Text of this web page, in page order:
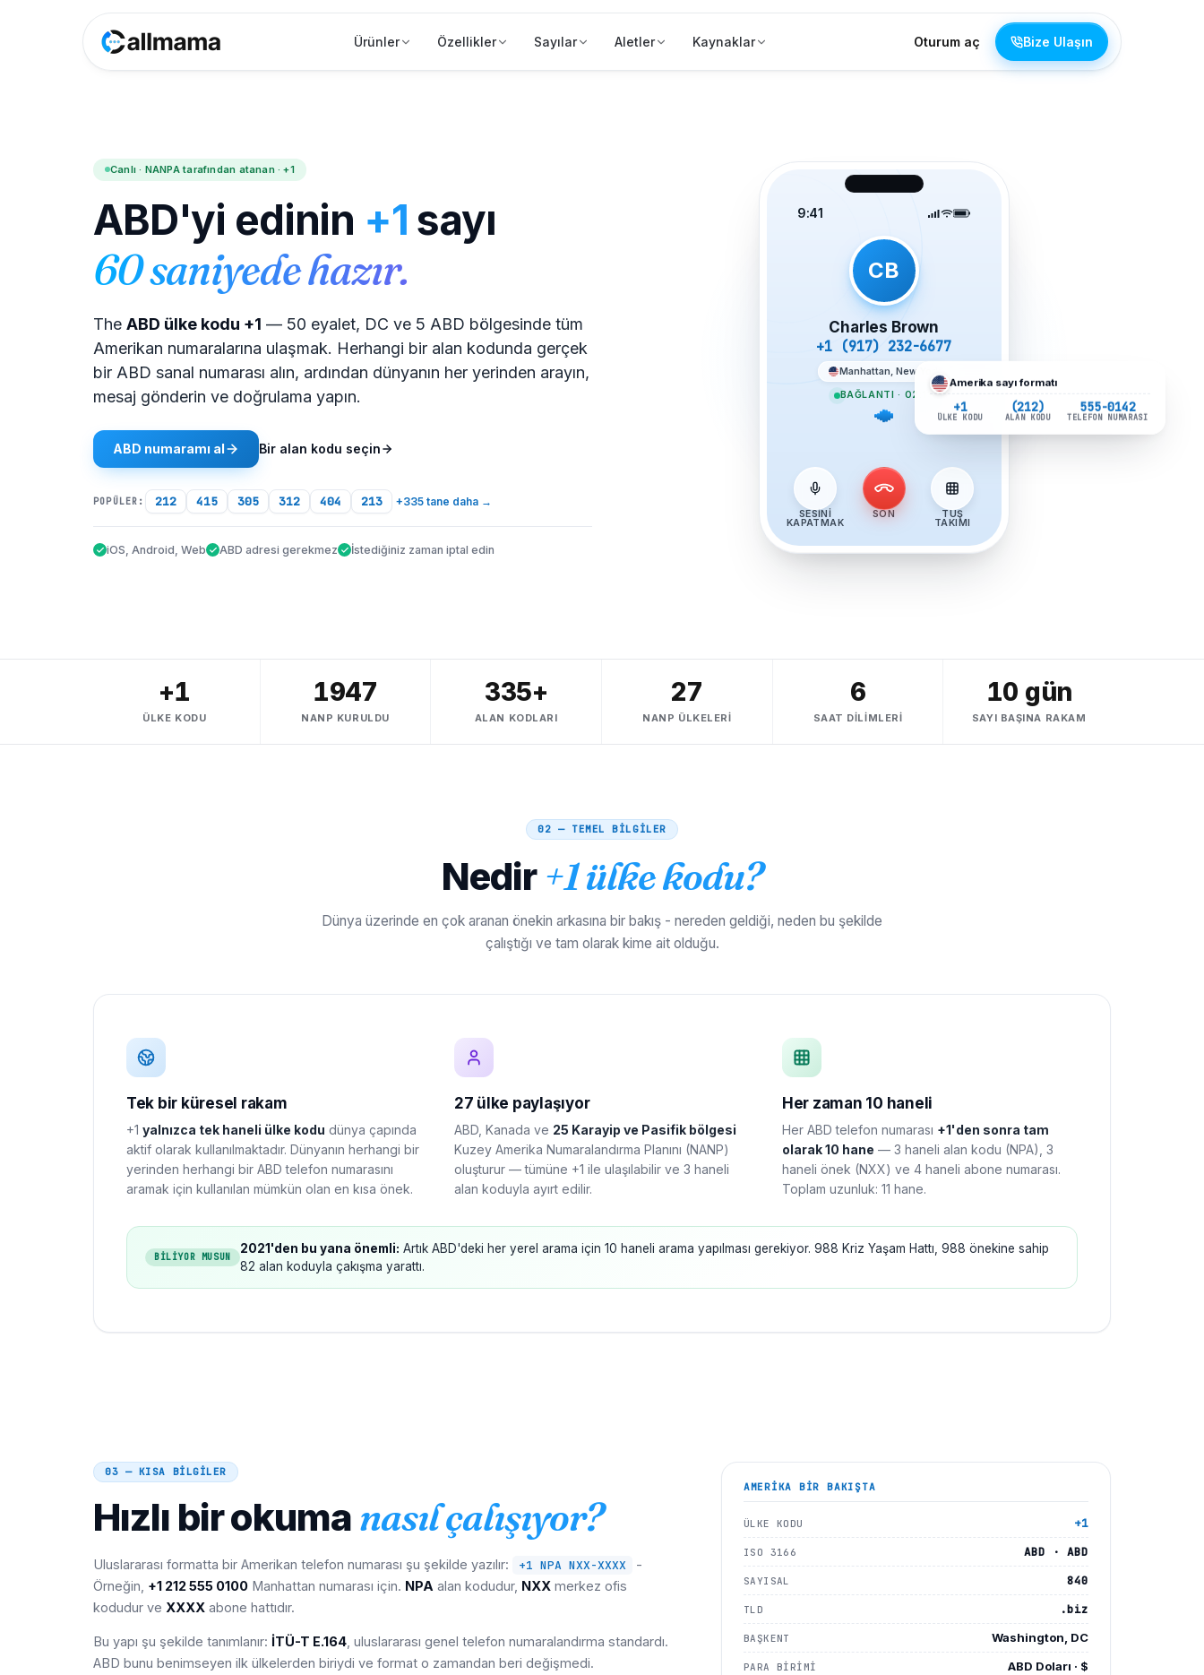
Ürünler Özellikler Sayılar Aletler Kaynaklar Oturum aç Bize Ulaşın
Canlı · NANPA tarafından atanan · +1
ABD'yi edinin +1 sayı
60 saniyede hazır.
The ABD ülke kodu +1 — 50 eyalet, DC ve 5 ABD bölgesinde tüm
Amerikan numaralarına ulaşmak. Herhangi bir alan kodunda gerçek
bir ABD sanal numarası alın, ardından dünyanın her yerinden arayın,
mesaj gönderin ve doğrulama yapın.
ABD numaramı al Bir alan kodu seçin
POPÜLER: 212 415 305 312 404 213 +335 tane daha→
iOS, Android, Web ABD adresi gerekmez İstediğiniz zaman iptal edin
9:41
CB
Charles Brown
+1 (917) 232-6677
Manhattan, New York
BAĞLANTI · 02:19
SESINI
KAPATMAK
SON TUŞ
TAKIMI
Amerika sayı formatı
+1
ÜLKE KODU
(212)
ALAN KODU
555-0142
TELEFON NUMARASI
+1
ÜLKE KODU
1947
NANP KURULDU
335+
ALAN KODLARI
27
NANP ÜLKELERI
6
SAAT DILIMLERI
10 gün
SAYI BAŞINA RAKAM
02 — TEMEL BİLGİLER
Nedir +1 ülke kodu?
Dünya üzerinde en çok aranan önekin arkasına bir bakış - nereden geldiği, neden bu şekilde
çalıştığı ve tam olarak kime ait olduğu.
Tek bir küresel rakam
+1 yalnızca tek haneli ülke kodu dünya çapında
aktif olarak kullanılmaktadır. Dünyanın herhangi bir
yerinden herhangi bir ABD telefon numarasını
aramak için kullanılan mümkün olan en kısa önek.
27 ülke paylaşıyor
ABD, Kanada ve 25 Karayip ve Pasifik bölgesi
Kuzey Amerika Numaralandırma Planını (NANP)
oluşturur — tümüne +1 ile ulaşılabilir ve 3 haneli
alan koduyla ayırt edilir.
Her zaman 10 haneli
Her ABD telefon numarası +1'den sonra tam
olarak 10 hane — 3 haneli alan kodu (NPA), 3
haneli önek (NXX) ve 4 haneli abone numarası.
Toplam uzunluk: 11 hane.
BİLİYOR MUSUN
2021'den bu yana önemli: Artık ABD'deki her yerel arama için 10 haneli arama yapılması gerekiyor. 988 Kriz Yaşam Hattı, 988 önekine sahip
82 alan koduyla çakışma yarattı.
03 — KISA BİLGİLER
Hızlı bir okumanasıl çalışıyor?
Uluslararası formatta bir Amerikan telefon numarası şu şekilde yazılır: +1 NPA NXX-XXXX
-
Örneğin, +1 212 555 0100 Manhattan numarası için. NPA alan kodudur, NXX merkez ofis
kodudur ve XXXX abone hattıdır.
Bu yapı şu şekilde tanımlanır: İTÜ-T E.164 , uluslararası genel telefon numaralandırma standardı.
ABD bunu benimseyen ilk ülkelerden biriydi ve format o zamandan beri değişmedi.
AMERIKA BIR BAKIŞTA
ÜLKE KODU +1
ISO 3166 ABD · ABD
SAYISAL 840
TLD .biz
BAŞKENT Washington, DC
PARA BIRIMI ABD Doları · $